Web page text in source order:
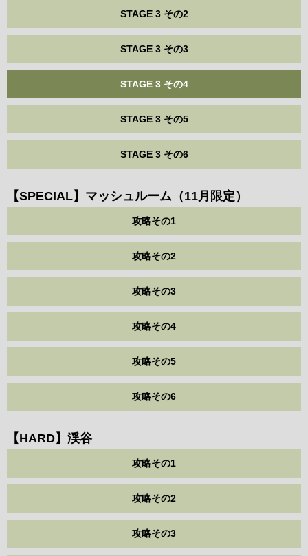
STAGE 3 その2
STAGE 3 その3
STAGE 3 その4
STAGE 3 その5
STAGE 3 その6
【SPECIAL】マッシュルーム（11月限定）
攻略その1
攻略その2
攻略その3
攻略その4
攻略その5
攻略その6
【HARD】渓谷
攻略その1
攻略その2
攻略その3